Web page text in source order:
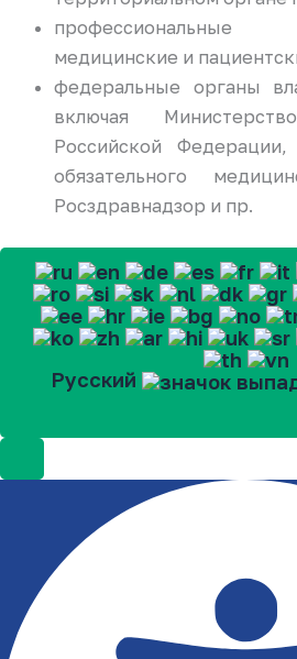
профессиональные
медицинские и
федеральные органы
включая
Российской
обязательного
Росздравнадзор и пр.
Русский